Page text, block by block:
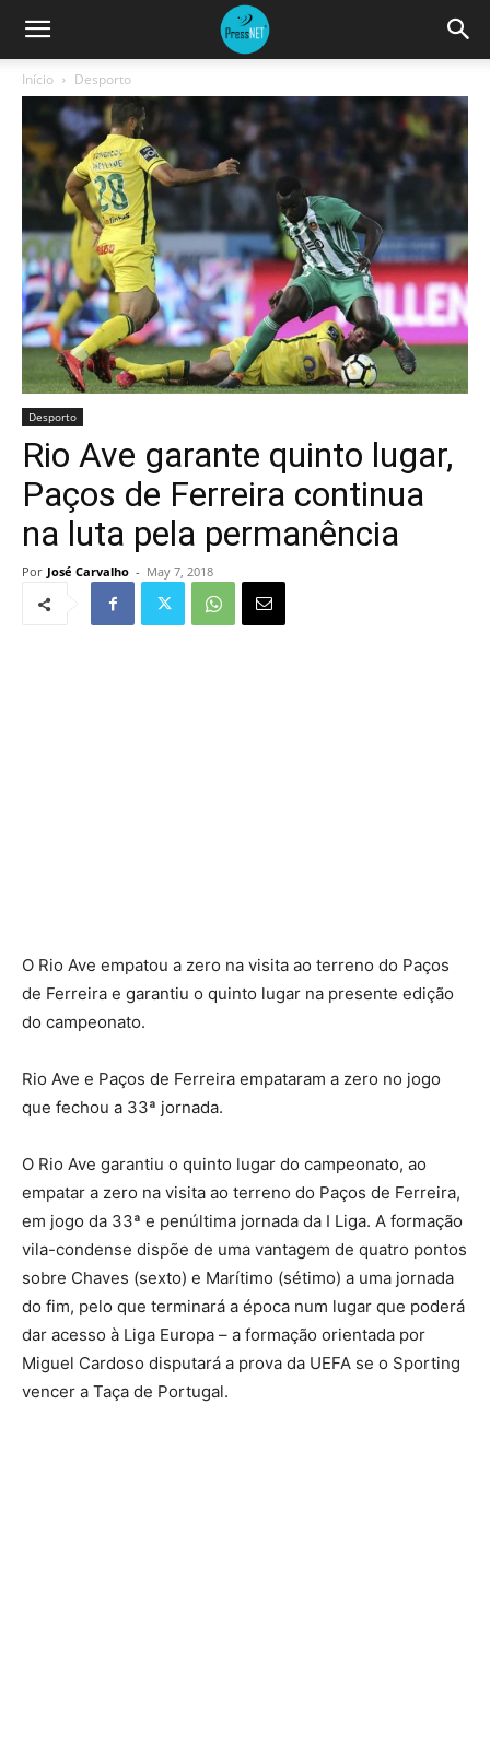
Início Desporto
Desporto
Rio Ave garante quinto lugar,
Paços de Ferreira continua
na luta pela permanência
Por José Carvalho - May 7, 2018
O Rio Ave empatou a zero na visita ao terreno do Paços
de Ferreira e garantiu o quinto lugar na presente edição
do campeonato.
Rio Ave e Paços de Ferreira empataram a zero no jogo
que fechou a 33ª jornada.
O Rio Ave garantiu o quinto lugar do campeonato, ao
empatar a zero na visita ao terreno do Paços de Ferreira,
em jogo da 33ª e penúltima jornada da I Liga. A formação
vila-condense dispõe de uma vantagem de quatro pontos
sobre Chaves (sexto) e Marítimo (sétimo) a uma jornada
do fim, pelo que terminará a época num lugar que poderá
dar acesso à Liga Europa – a formação orientada por
Miguel Cardoso disputará a prova da UEFA se o Sporting
vencer a Taça de Portugal.